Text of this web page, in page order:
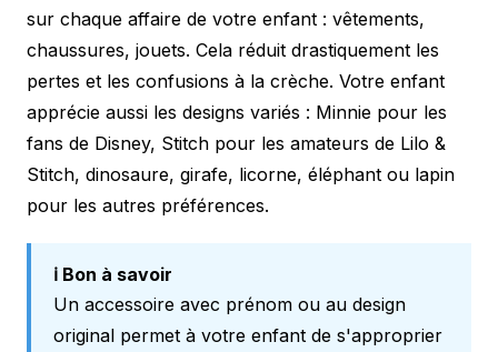
sur chaque affaire de votre enfant : vêtements,
chaussures, jouets. Cela réduit drastiquement les
pertes et les confusions à la crèche. Votre enfant
apprécie aussi les designs variés : Minnie pour les
fans de Disney, Stitch pour les amateurs de Lilo &
Stitch, dinosaure, girafe, licorne, éléphant ou lapin
pour les autres préférences.
ℹ️ Bon à savoir
Un accessoire avec prénom ou au design
original permet à votre enfant de s'approprier